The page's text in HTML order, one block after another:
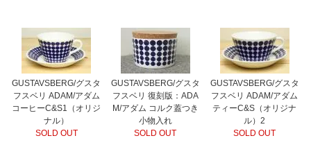
GUSTAVSBERG/グスタ
フスベリ ADAM/アダム
コーヒーC&S1（オリジ
ナル）
SOLD OUT
GUSTAVSBERG/グスタ
フスベリ 復刻版：ADA
M/アダム コルク蓋つき
小物入れ
SOLD OUT
GUSTAVSBERG/グスタ
フスベリ ADAM/アダム
ティーC&S（オリジナ
ル）2
SOLD OUT